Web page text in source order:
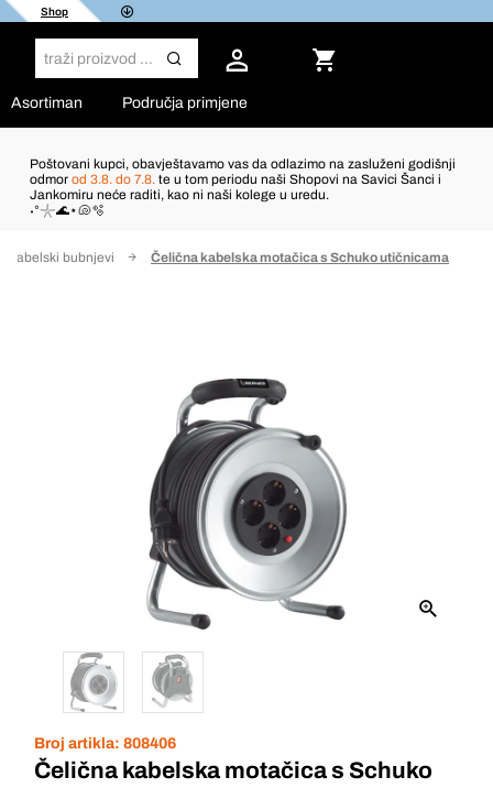
Shop
Asortiman Područja primjene
Poštovani kupci, obavještavamo vas da odlazimo na zasluženi godišnji
odmor od 3.8. do 7.8. te u tom periodu naši Shopovi na Savici Šanci i
Jankomiru neće raditi, kao ni naši kolege u uredu.
˖°𓇼🌊⋆🐚🫧
Kabelski bubnjevi Čelična kabelska motačica s Schuko utičnicama
Broj artikla: 808406
Čelična kabelska motačica s Schuko